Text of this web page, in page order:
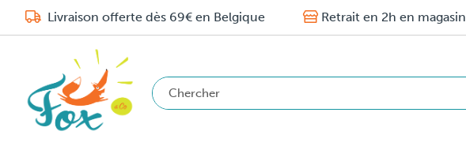
Livraison offerte dès 69€ en Belgique Retrait en 2h en magasin